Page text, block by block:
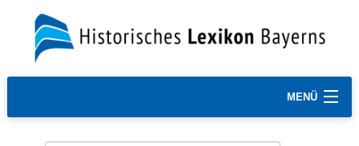
MENÜ